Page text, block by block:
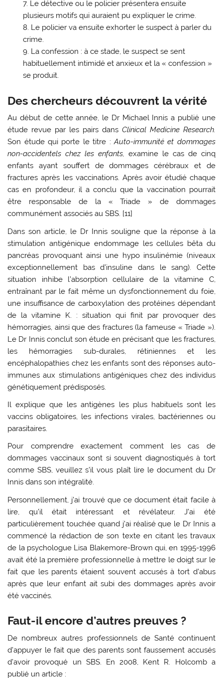
Le détective ou le policier présentera ensuite
plusieurs motifs qui auraient pu expliquer le crime.
Le policier va ensuite exhorter le suspect à parler du
crime.
La confession : à ce stade, le suspect se sent
habituellement intimidé et anxieux et la « confession »
se produit.
Des chercheurs découvrent la vérité
Au début de cette année, le Dr Michael Innis a publié une
étude revue par les pairs dans Clinical Medicine Research.
Son étude qui porte le titre :Auto-immunité et dommages
non-accidentels chez les enfants, examine le cas de cinq
enfants ayant souffert de dommages cérébraux et de
fractures après les vaccinations. Après avoir étudié chaque
cas en profondeur, il a conclu que la vaccination pourrait
être responsable de la « Triade » de dommages
communément associés au SBS. [11]
Dans son article, le Dr Innis souligne que la réponse à la
stimulation antigénique endommage les cellules bêta du
pancréas provoquant ainsi une hypo insulinémie (niveaux
exceptionnellement bas d’insuline dans le sang). Cette
situation inhibe l’absorption cellulaire de la vitamine C,
entraînant par le fait même un dysfonctionnement du foie,
une insuffisance de carboxylation des protéines dépendant
de la vitamine K. : situation qui finit par provoquer des
hémorragies, ainsi que des fractures (la fameuse « Triade »).
Le Dr Innis conclut son étude en précisant que les fractures,
les hémorragies sub-durales, rétiniennes et les
encéphalopathies chez les enfants sont des réponses auto-
immunes aux stimulations antigéniques chez des individus
génétiquement prédisposés.
Il explique que les antigènes les plus habituels sont les
vaccins obligatoires, les infections virales, bactériennes ou
parasitaires.
Pour comprendre exactement comment les cas de
dommages vaccinaux sont si souvent diagnostiqués à tort
comme SBS, veuillez s’il vous plaît lire le document du Dr
Innis dans son intégralité.
Personnellement, j’ai trouvé que ce document était facile à
lire, qu’il était intéressant et révélateur. J’ai été
particulièrement touchée quand j’ai réalisé que le Dr Innis a
commencé la rédaction de son texte en citant les travaux
de la psychologue Lisa Blakemore-Brown qui, en 1995-1996
avait été la première professionnelle à mettre le doigt sur le
fait que les parents étaient souvent accusés à tort d’abus
après que leur enfant ait subi des dommages après avoir
été vaccinés.
Faut-il encore d’autres preuves ?
De nombreux autres professionnels de Santé continuent
d’appuyer le fait que des parents sont faussement accusés
d’avoir provoqué un SBS. En 2008, Kent R. Holcomb a
publié un article :